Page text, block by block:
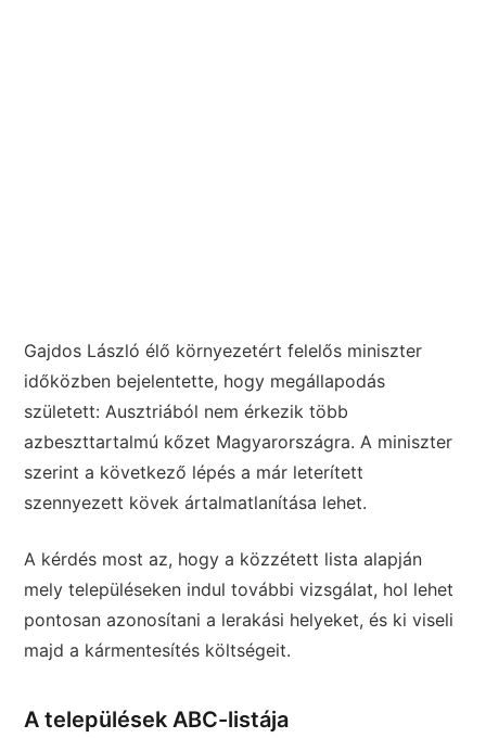
Gajdos László élő környezetért felelős miniszter
időközben bejelentette, hogy megállapodás
született: Ausztriából nem érkezik több
azbeszttartalmú kőzet Magyarországra. A miniszter
szerint a következő lépés a már leterített
szennyezett kövek ártalmatlanítása lehet.
A kérdés most az, hogy a közzétett lista alapján
mely településeken indul további vizsgálat, hol lehet
pontosan azonosítani a lerakási helyeket, és ki viseli
majd a kármentesítés költségeit.
A települések ABC-listája